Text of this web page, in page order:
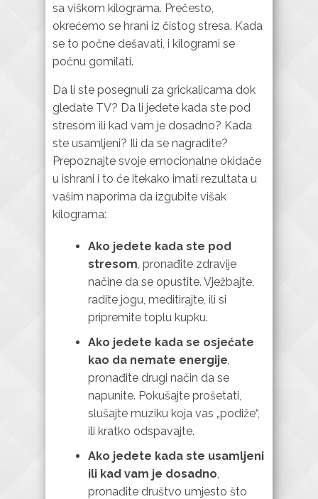
sa viškom kilograma. Prečesto,
okrećemo se hrani iz čistog stresa. Kada
se to počne dešavati, i kilogrami se
počnu gomilati.
Da li ste posegnuli za grickalicama dok
gledate TV? Da li jedete kada ste pod
stresom ili kad vam je dosadno? Kada
ste usamljeni? Ili da se nagradite?
Prepoznajte svoje emocionalne okidače
u ishrani i to će itekako imati rezultata u
vašim naporima da izgubite višak
kilograma:
Ako jedete kada ste pod
stresom, pronađite zdravije
načine da se opustite. Vježbajte,
radite jogu, meditirajte, ili si
pripremite toplu kupku.
Ako jedete kada se osjećate
kao da nemate energije,
pronađite drugi način da se
napunite. Pokušajte prošetati,
slušajte muziku koja vas „podiže“,
ili kratko odspavajte.
Ako jedete kada ste usamljeni
ili kad vam je dosadno,
pronađite društvo umjesto što